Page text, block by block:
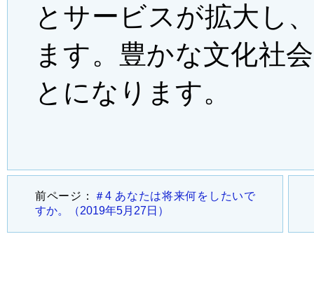
とサービスが拡大し
ます。豊かな文化社
とになります。
前ページ：
＃4 あなたは将来何をしたいで
すか。（2019年5月27日）